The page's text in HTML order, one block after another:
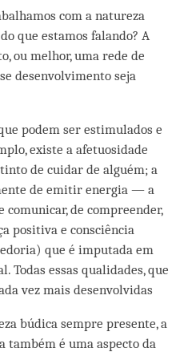
com a natureza
que estamos falando? A
ou melhor, uma rede de
desenvolvimento seja
podem ser estimulados e
existe a afetuosidade
de cuidar de alguém; a
de emitir energia — a
comunicar, de compreender,
positiva e consciência
que é imputada em
Todas essas qualidades, que
vez mais desenvolvidas
búdica sempre presente, a
também é uma aspecto da